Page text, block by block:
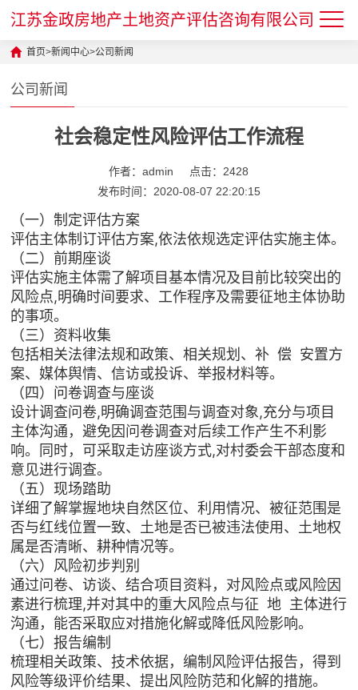
江苏金政房地产土地资产评估咨询有限公司
首页>新闻中心>公司新闻
公司新闻
社会稳定性风险评估工作流程
作者：admin
点击：2428
发布时间：2020-08-07 22:20:15
（一）制定评估方案
评估主体制订评估方案,依法依规选定评估实施主体。
（二）前期座谈
评估实施主体需了解项目基本情况及目前比较突出的
风险点,明确时间要求、工作程序及需要征地主体协助
的事项。
（三）资料收集
包括相关法律法规和政策、相关规划、补 偿 安置方
案、媒体舆情、信访或投诉、举报材料等。
（四）问卷调查与座谈
设计调查问卷,明确调查范围与调查对象,充分与项目
主体沟通，避免因问卷调查对后续工作产生不利影
响。同时，可采取走访座谈方式,对村委会干部态度和
意见进行调查。
（五）现场踏助
详细了解掌握地块自然区位、利用情况、被征范围是
否与红线位置一致、土地是否已被违法使用、土地权
属是否清晰、耕种情况等。
（六）风险初步判别
通过问卷、访谈、结合项目资料，对风险点或风险因
素进行梳理,并对其中的重大风险点与征 地 主体进行
沟通，能否采取应对措施化解或降低风险影响。
（七）报告编制
梳理相关政策、技术依据，编制风险评估报告，得到
风险等级评价结果、提出风险防范和化解的措施。